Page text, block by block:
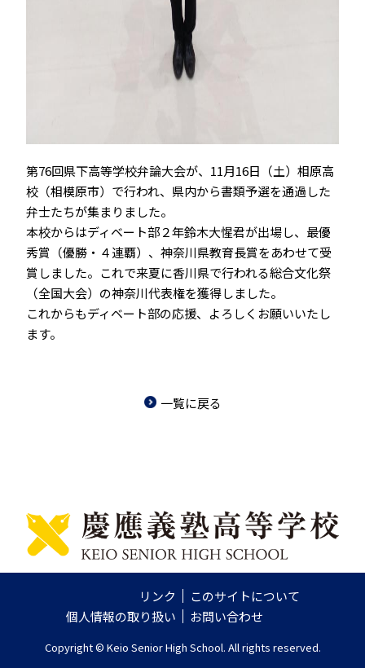
第76回県下高等学校弁論大会が、11月16日（土）相原高
校（相模原市）で行われ、県内から書類予選を通過した
弁士たちが集まりました。
本校からはディベート部２年鈴木大惺君が出場し、最優
秀賞（優勝・４連覇）、神奈川県教育長賞をあわせて受
賞しました。これで来夏に香川県で行われる総合文化祭
（全国大会）の神奈川代表権を獲得しました。
これからもディベート部の応援、よろしくお願いいたし
ます。
一覧に戻る
リンク
このサイトについて
個人情報の取り扱い
お問い合わせ
Copyright © Keio Senior High School. All rights reserved.